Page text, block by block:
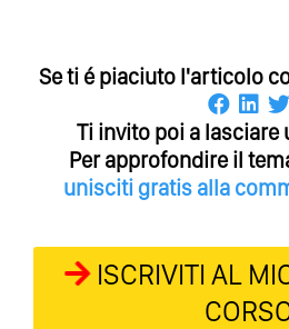
Se ti é piaciuto l'articolo
Ti invito poi a lasciare
Per approfondire il
unisciti gratis alla
ISCRIVITI AL